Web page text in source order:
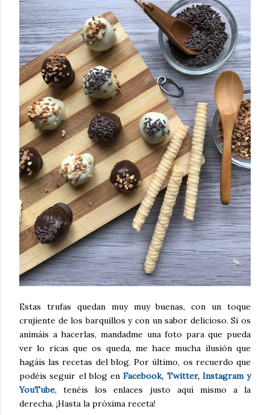
Estas trufas quedan muy muy buenas, con un toque
crujiente de los barquillos y con un sabor delicioso. Si os
animáis a hacerlas, mandadme una foto para que pueda
ver lo ricas que os queda, me hace mucha ilusión que
hagáis las recetas del blog. Por último, os recuerdo que
podéis seguir el blog enFacebook, Twitter, Instagram y
YouTube, tenéis los enlaces justo aquí mismo a la
derecha. ¡Hasta la próxima receta!